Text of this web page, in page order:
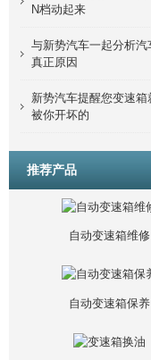
N档动起来
与新势汽车一起分析汽
真正原因
新势汽车提醒您变速箱
被你开坏的
推荐产品
自动变速箱维修
自动变速箱保养